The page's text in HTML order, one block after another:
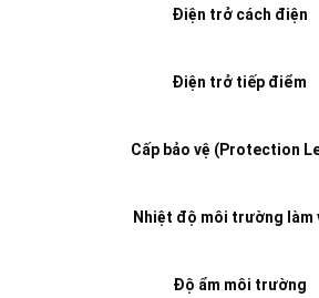
Điện trở cách điện
Điện trở tiếp điểm
Cấp bảo vệ (Protection
Nhiệt độ môi trường làm
Độ ẩm môi trường